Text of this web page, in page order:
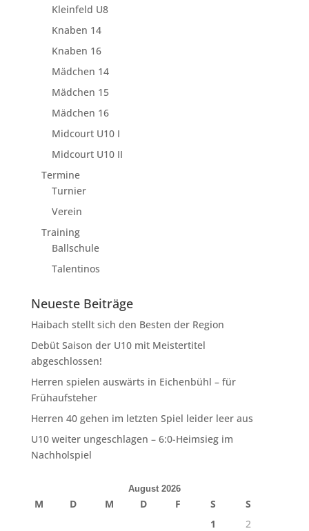
Kleinfeld U8
Knaben 14
Knaben 16
Mädchen 14
Mädchen 15
Mädchen 16
Midcourt U10 I
Midcourt U10 II
Termine
Turnier
Verein
Training
Ballschule
Talentinos
Neueste Beiträge
Haibach stellt sich den Besten der Region
Debüt Saison der U10 mit Meistertitel
abgeschlossen!
Herren spielen auswärts in Eichenbühl – für
Frühaufsteher
Herren 40 gehen im letzten Spiel leider leer aus
U10 weiter ungeschlagen – 6:0-Heimsieg im
Nachholspiel
August 2026
M D M D F S
S
1
2